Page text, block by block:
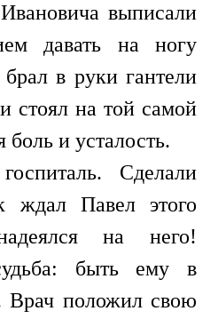
выписали
давать на ногу
в руки гантели
стоял на той самой
боль и усталость.
Сделали
ждал Павел этого
на него!
быть ему в
Врач положил свою